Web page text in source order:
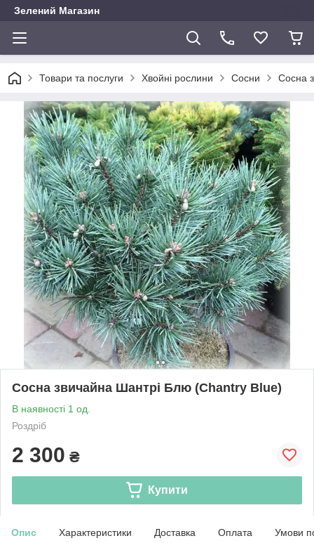
Зелений Магазин
Товари та послуги Хвойні рослини Сосни Сосна
Сосна звичайна Шантрі Блю (Chantry Blue)
В наявності 1 од.
Роздріб
2 300 ₴
Купити
Опис Характеристики Доставка Оплата Умови